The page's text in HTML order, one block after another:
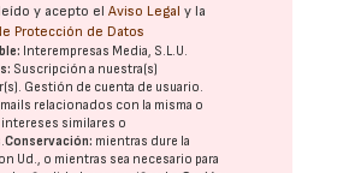
y acepto elAviso Legal y la
Protección de Datos
Interempresas Media, S.L.U.
Suscripción a nuestra(s)
Gestión de cuenta de usuario.
relacionados con la misma o
intereses similares o
Conservación: mientras dure la
Ud., o mientras sea necesario para